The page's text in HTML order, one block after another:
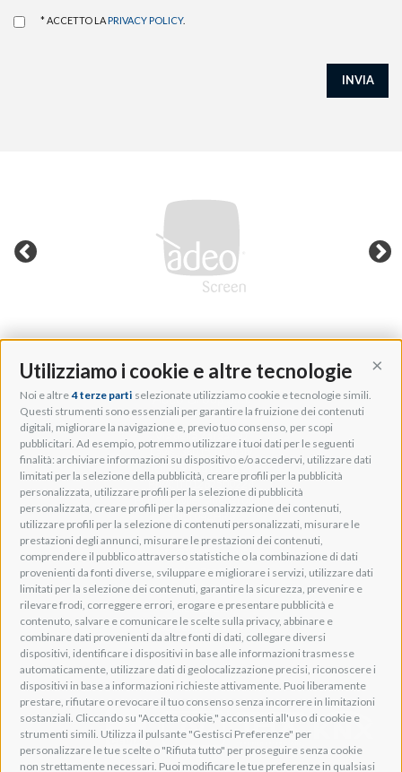
Utilizziamo i cookie e altre tecnologie
Noi e altre 4 terze parti selezionate utilizziamo cookie e tecnologie simili.
Questi strumenti sono essenziali per garantire la fruizione dei contenuti
digitali, migliorare la navigazione e, previo tuo consenso, per scopi
pubblicitari. Ad esempio, potremmo utilizzare i tuoi dati per le seguenti
finalità: archiviare informazioni su dispositivo e/o accedervi, utilizzare dati
limitati per la selezione della pubblicità, creare profili per la pubblicità
personalizzata, utilizzare profili per la selezione di pubblicità
personalizzata, creare profili per la personalizzazione dei contenuti,
utilizzare profili per la selezione di contenuti personalizzati, misurare le
prestazioni degli annunci, misurare le prestazioni dei contenuti,
comprendere il pubblico attraverso statistiche o la combinazione di dati
provenienti da fonti diverse, sviluppare e migliorare i servizi, utilizzare dati
limitati per la selezione dei contenuti, garantire la sicurezza, prevenire e
rilevare frodi, correggere errori, erogare e presentare pubblicità e
contenuto, salvare e comunicare le scelte sulla privacy, abbinare e
combinare dati provenienti da altre fonti di dati, collegare diversi
dispositivi, identificare i dispositivi in base alle informazioni trasmesse
automaticamente, utilizzare dati di geolocalizzazione precisi, riconoscere i
dispositivi in base a informazioni richieste attivamente. Puoi liberamente
prestare, rifiutare o revocare il tuo consenso senza incorrere in limitazioni
sostanziali. Cliccando su "Accetta cookie," acconsenti all'uso di cookie e
strumenti simili. Utilizza il pulsante "Gestisci Preferenze" per
personalizzare le tue scelte o "Rifiuta tutto" per proseguire senza cookie
non strettamente necessari. Puoi modificare le tue preferenze in qualsiasi
* ACCETTO LA PRIVACY POLICY.
INVIA
Adeo Group S.r.l.
Via della Zarga, 50
Lavis, 38015 TN, Italy
Tel: +39 0461 248211
P.IVA: IT01262500224
PEC: pec@pec.adeogroup.it
SDI: T04ZHR3
info@adeogroup.it
Adeo ProAV
Adeo HomeAV
Adeo Screen
Screen Research
Adeum Cinema Suite